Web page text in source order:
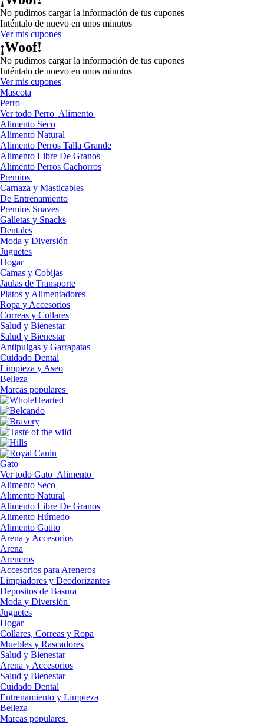
No pudimos cargar la información de tus cupones
Inténtalo de nuevo en unos minutos
Ver mis cupones
¡Woof!
No pudimos cargar la información de tus cupones
Inténtalo de nuevo en unos minutos
Ver mis cupones
Mascota
Perro
Ver todo Perro Alimento
Alimento Seco
Alimento Natural
Alimento Perros Talla Grande
Alimento Libre De Granos
Alimento Perros Cachorros
Premios
Carnaza y Masticables
De Entrenamiento
Premios Suaves
Galletas y Snacks
Dentales
Moda y Diversión
Juguetes
Hogar
Camas y Cobijas
Jaulas de Transporte
Platos y Alimentadores
Ropa y Accesorios
Correas y Collares
Salud y Bienestar
Salud y Bienestar
Antipulgas y Garrapatas
Cuidado Dental
Limpieza y Aseo
Belleza
Marcas populares
Gato
Ver todo Gato Alimento
Alimento Seco
Alimento Natural
Alimento Libre De Granos
Alimento Húmedo
Alimento Gatito
Arena y Accesorios
Arena
Areneros
Accesorios para Areneros
Limpiadores y Deodorizantes
Depositos de Basura
Moda y Diversión
Juguetes
Hogar
Collares, Correas y Ropa
Muebles y Rascadores
Salud y Bienestar
Arena y Accesorios
Salud y Bienestar
Cuidado Dental
Entrenamiento y Limpieza
Belleza
Marcas populares